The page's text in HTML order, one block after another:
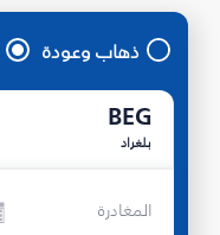
ذهاب وعودة
BEG
بلغراد
المغادرة